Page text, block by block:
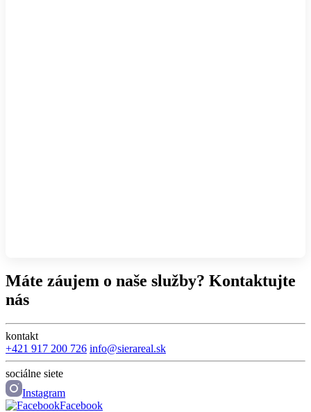
Máte záujem o naše služby? Kontaktujte
nás
kontakt
+421 917 200 726 info@sierareal.sk
sociálne siete
Instagram
Facebook